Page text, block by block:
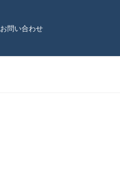
お問い合わせ